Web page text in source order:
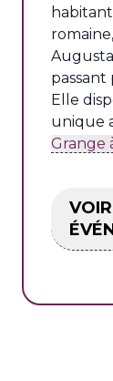
Elle
unique
Grange